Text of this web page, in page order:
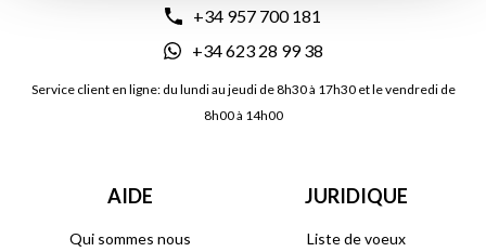
+34 957 700 181
+34 623 28 99 38
Service client en ligne: du lundi au jeudi de 8h30 à 17h30 et le vendredi de
8h00 à 14h00
AIDE
Qui sommes nous
JURIDIQUE
Liste de voeux